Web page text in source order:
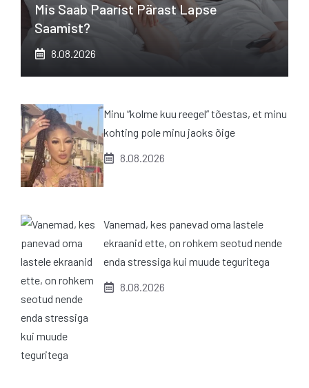
Mis Saab Paarist Pärast Lapse
Saamist?
8.08.2026
Minu “kolme kuu reegel” tõestas, et minu
kohting pole minu jaoks õige
8.08.2026
Vanemad, kes panevad oma lastele
ekraanid ette, on rohkem seotud nende
enda stressiga kui muude teguritega
8.08.2026